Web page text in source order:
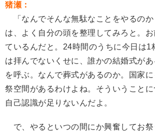
猪瀬：
「なんでそんな無駄なことをやるのか
は、よく自分の頭を整理してみろと。
ているんだと。24時間のうちに今日は1
は拝んでないくせに、誰かの結婚式が
を呼ぶ。なんで葬式があるのか。国家
祭空間があるわけよね。そういうこと
自己認識が足りないんだよ。
で、やるといつの間にか興奮してお祭